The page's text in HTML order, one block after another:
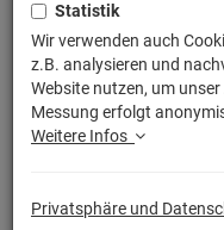
Statistik
Wir verwenden auch
z.B. analysieren und
Website nutzen, um
Messung erfolgt
Weitere Infos
Privatsphäre und